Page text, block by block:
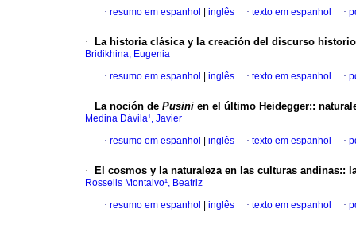
· resumo em espanhol inglês · texto em espanhol ·
· La historia clásica y la creación del discurso
Bridikhina, Eugenia
· resumo em espanhol inglês · texto em espanhol ·
· La noción de Pusini en el último Heidegger::
Medina Dávila¹, Javier
· resumo em espanhol inglês · texto em espanhol ·
· El cosmos y la naturaleza en las culturas andinas::
Rossells Montalvo¹, Beatriz
· resumo em espanhol inglês · texto em espanhol ·